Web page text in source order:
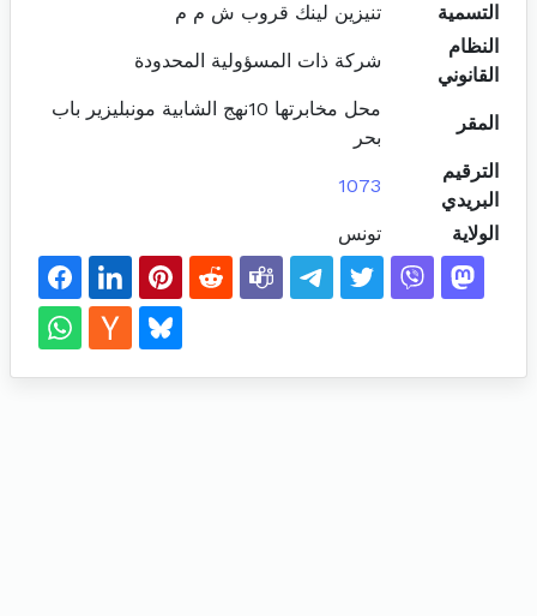
التسمية
تنيزين لينك قروب ش م م
النظام
القانوني
شركة ذات المسؤولية المحدودة
المقر
محل مخابرتها 10نهج الشابية مونبليزير باب
بحر
الترقيم
البريدي
1073
الولاية تونس